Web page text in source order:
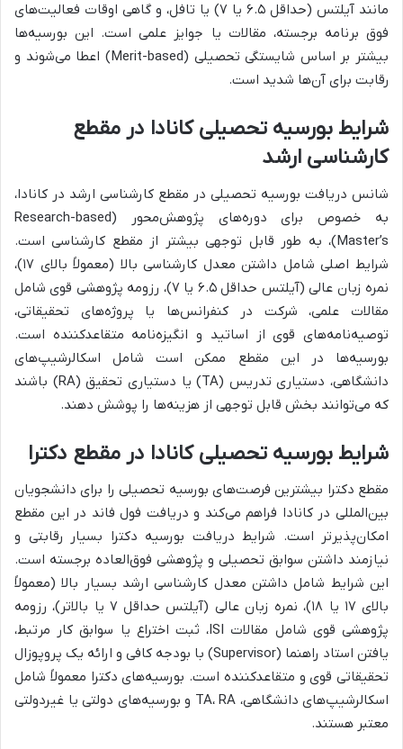
مانند آیلتس (حداقل ۶.۵ یا ۷) یا تافل، و گاهی اوقات فعالیت‌های
فوق برنامه برجسته، مقالات یا جوایز علمی است. این بورسیه‌ها
بیشتر بر اساس شایستگی تحصیلی (Merit-based) اعطا می‌شوند و
رقابت برای آن‌ها شدید است.
شرایط بورسیه تحصیلی کانادا در مقطع
کارشناسی ارشد
شانس دریافت بورسیه تحصیلی در مقطع کارشناسی ارشد در کانادا،
به خصوص برای دوره‌های پژوهش‌محور (Research-based
Master’s)، به طور قابل توجهی بیشتر از مقطع کارشناسی است.
شرایط اصلی شامل داشتن معدل کارشناسی بالا (معمولاً بالای ۱۷)،
نمره زبان عالی (آیلتس حداقل ۶.۵ یا ۷)، رزومه پژوهشی قوی شامل
مقالات علمی، شرکت در کنفرانس‌ها یا پروژه‌های تحقیقاتی،
توصیه‌نامه‌های قوی از اساتید و انگیزه‌نامه متقاعدکننده است.
بورسیه‌ها در این مقطع ممکن است شامل اسکالرشیپ‌های
دانشگاهی، دستیاری تدریس (TA) یا دستیاری تحقیق (RA) باشند
که می‌توانند بخش قابل توجهی از هزینه‌ها را پوشش دهند.
شرایط بورسیه تحصیلی کانادا در مقطع دکترا
مقطع دکترا بیشترین فرصت‌های بورسیه تحصیلی را برای دانشجویان
بین‌المللی در کانادا فراهم می‌کند و دریافت فول فاند در این مقطع
امکان‌پذیرتر است. شرایط دریافت بورسیه دکترا بسیار رقابتی و
نیازمند داشتن سوابق تحصیلی و پژوهشی فوق‌العاده برجسته است.
این شرایط شامل داشتن معدل کارشناسی ارشد بسیار بالا (معمولاً
بالای ۱۷ یا ۱۸)، نمره زبان عالی (آیلتس حداقل ۷ یا بالاتر)، رزومه
پژوهشی قوی شامل مقالات ISI، ثبت اختراع یا سوابق کار مرتبط،
یافتن استاد راهنما (Supervisor) با بودجه کافی و ارائه یک پروپوزال
تحقیقاتی قوی و متقاعدکننده است. بورسیه‌های دکترا معمولاً شامل
اسکالرشیپ‌های دانشگاهی، TA، RA و بورسیه‌های دولتی یا غیردولتی
معتبر هستند.